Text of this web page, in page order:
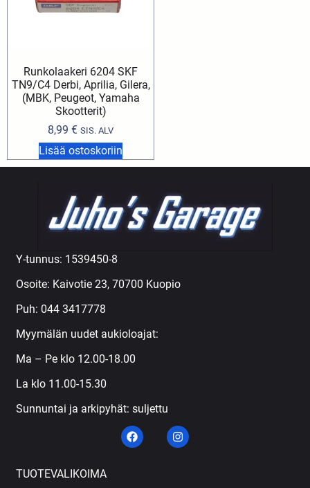
Runkolaakeri 6204 SKF
TN9/C4 Derbi, Aprilia, Gilera,
(MBK, Peugeot, Yamaha
Skootterit)
8,99 € SIS. ALV
Lisää ostoskoriin
Y-tunnus: 1539450-8
Osoite: Kaivotie 23, 70700 Kuopio
Puh: 044 3417778
Myymälän uudet aukioloajat:
Ma – Pe klo 12.00-18.00
La klo 11.00-15.30
Sunnuntai ja arkipyhät: suljettu
TUOTEVALIKOIMA